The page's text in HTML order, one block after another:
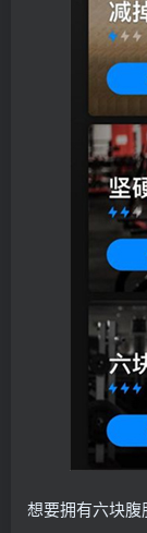
想要拥有六块